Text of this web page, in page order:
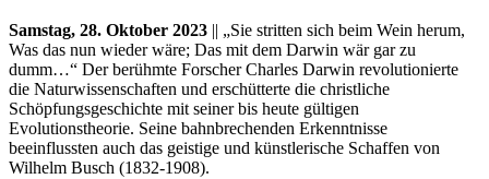
Samstag, 28. Oktober 2023 || „Sie stritten sich beim Wein herum,
Was das nun wieder wäre; Das mit dem Darwin wär gar zu
dumm…“ Der berühmte Forscher Charles Darwin revolutionierte
die Naturwissenschaften und erschütterte die christliche
Schöpfungsgeschichte mit seiner bis heute gültigen
Evolutionstheorie. Seine bahnbrechenden Erkenntnisse
beeinflussten auch das geistige und künstlerische Schaffen von
Wilhelm Busch (1832-1908).